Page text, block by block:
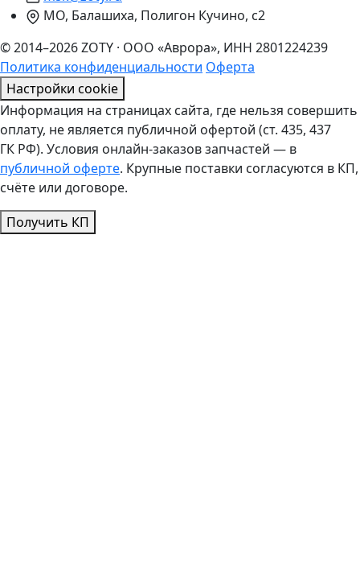
МО, Балашиха, Полигон Кучино, с2
© 2014–2026 ZOTY · ООО «Аврора», ИНН 2801224239
Политика конфиденциальности Оферта
Настройки cookie
Информация на страницах сайта, где нельзя совершить
оплату, не является публичной офертой (ст. 435, 437
ГК РФ). Условия онлайн-заказов запчастей — в
публичной оферте. Крупные поставки согласуются в КП,
счёте или договоре.
Получить КП